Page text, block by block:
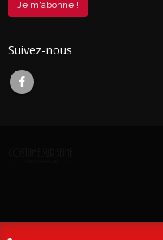
Suivez-nous